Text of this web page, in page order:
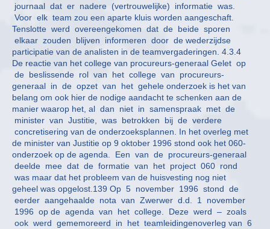
journaal dat er nadere (vertrouwelijke) informatie was.
Voor elk team zou een aparte kluis worden aangeschaft.
Tenslotte werd overeengekomen dat de beide sporen
elkaar zouden blijven informeren door de wederzijdse
participatie van de analisten in de teamvergaderingen. 4.3.4
De reactie van het college van procureurs-generaal Gelet op
de beslissende rol van het college van procureurs-
generaal in de opzet van het gehele onderzoek is het van
belang om ook hier de nodige aandacht te schenken aan de
manier waarop het, al dan niet in samenspraak met de
minister van Justitie, was betrokken bij de verdere
concretisering van de onderzoeksplannen. In het overleg met
de minister van Justitie op 9 oktober 1996 stond ook het 060-
onderzoek op de agenda. Een van de procureurs-generaal
deelde mee dat de formatie van het project 060 rond
was maar dat het probleem van de huisvesting nog niet
geheel was opgelost.139 Op 5 november 1996 stond de
eerder aangehaalde nota van Zwerwer d.d. 1 november
1996 op de agenda van het college. Deze werd – zoals
ook werd gememoreerd in het teamleidingenoverleg van 6